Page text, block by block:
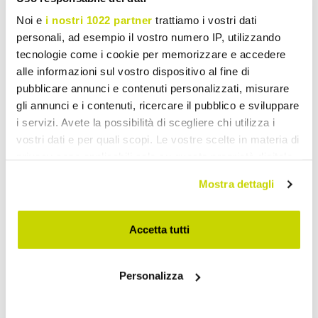
Noi e i nostri 1022 partner trattiamo i vostri dati
personali, ad esempio il vostro numero IP, utilizzando
tecnologie come i cookie per memorizzare e accedere
alle informazioni sul vostro dispositivo al fine di
pubblicare annunci e contenuti personalizzati, misurare
gli annunci e i contenuti, ricercare il pubblico e sviluppare
i servizi. Avete la possibilità di scegliere chi utilizza i
vostri dati e per quali scopi. Le vostre scelte in materia di
modificare o revocare il proprio consenso in qualsiasi
momento dalla Dichiarazione sui cookie o facendo clic
sull'icona di attivazione della privacy.
raccogliere informazioni sulla tua posizione
Mostra dettagli
Accetta tutti
Personalizza
Take advantage of it now!